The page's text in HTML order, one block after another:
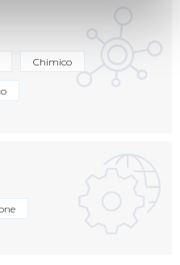
Chimico